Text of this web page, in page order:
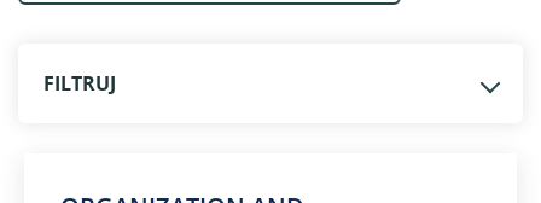
FILTRUJ